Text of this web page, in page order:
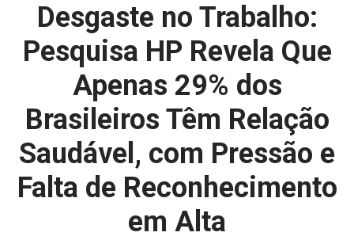
Desgaste no Trabalho:
Pesquisa HP Revela Que
Apenas 29% dos
Brasileiros Têm Relação
Saudável, com Pressão e
Falta de Reconhecimento
em Alta